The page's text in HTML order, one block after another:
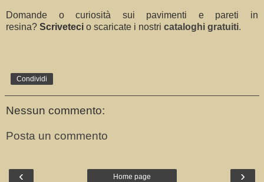
Domande o curiosità sui pavimenti e pareti in
resina? Scriveteci o scaricate i nostri cataloghi gratuiti.
Condividi
Nessun commento:
Posta un commento
‹ ›
Home page